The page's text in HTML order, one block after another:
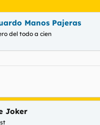
Manos Pajeras
del todo a cien
Joker